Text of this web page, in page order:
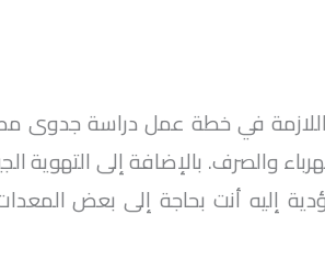
في خطة عمل دراسة جدوى
والصرف. بالإضافة إلى التهوية
إليه أنت بحاجة إلى بعض